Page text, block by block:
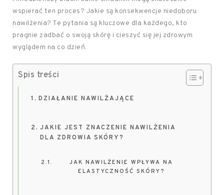
wspierać ten proces? Jakie są konsekwencje niedoboru
nawilżenia? Te pytania są kluczowe dla każdego, kto
pragnie zadbać o swoją skórę i cieszyć się jej zdrowym
wyglądem na co dzień.
Spis treści
DZIAŁANIE NAWILŻAJĄCE
JAKIE JEST ZNACZENIE NAWILŻENIA
DLA ZDROWIA SKÓRY?
JAK NAWILŻENIE WPŁYWA NA
ELASTYCZNOŚĆ SKÓRY?